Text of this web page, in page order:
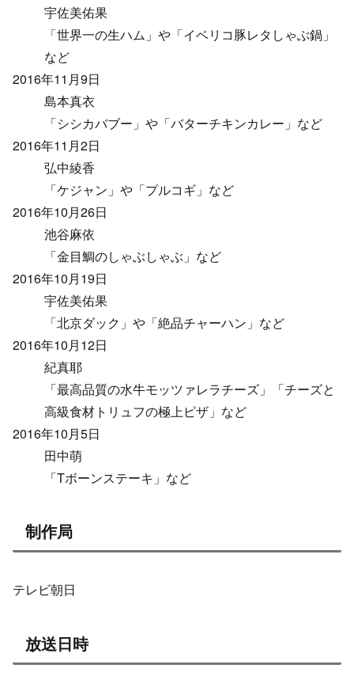
宇佐美佑果
「世界一の生ハム」や「イベリコ豚レタしゃぶ鍋」
など
2016年11月9日
島本真衣
「シシカバブー」や「バターチキンカレー」など
2016年11月2日
弘中綾香
「ケジャン」や「プルコギ」など
2016年10月26日
池谷麻依
「金目鯛のしゃぶしゃぶ」など
2016年10月19日
宇佐美佑果
「北京ダック」や「絶品チャーハン」など
2016年10月12日
紀真耶
「最高品質の水牛モッツァレラチーズ」「チーズと
高級食材トリュフの極上ピザ」など
2016年10月5日
田中萌
「Tボーンステーキ」など
制作局
テレビ朝日
放送日時